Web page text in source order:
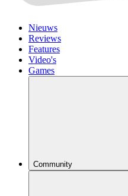
Nieuws
Reviews
Features
Video's
Games
Community